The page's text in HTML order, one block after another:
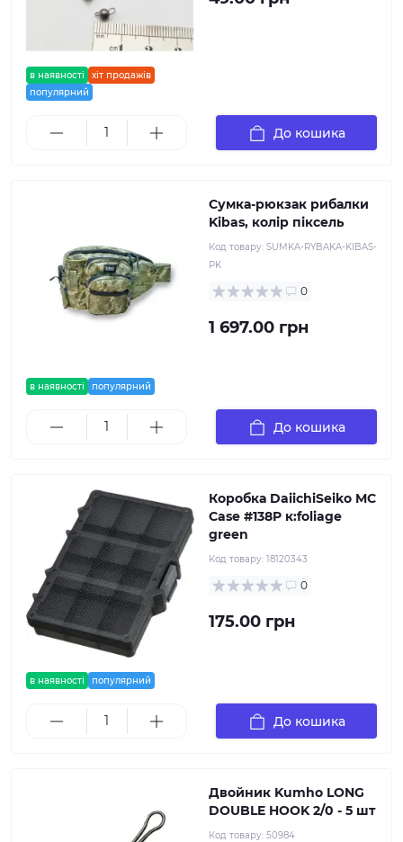
в наявності
хіт продажів
популярний
До кошика
в наявності популярний
Сумка-рюкзак рибалки
Kibas, колір піксель
Код товару: SUMKA-RYBAKA-KIBAS-
PK
0
1 697.00 грн
До кошика
в наявності популярний
Коробка DaiichiSeiko MC
Case #138P к:foliage
green
Код товару: 18120343
0
175.00 грн
До кошика
Двойник Kumho LONG
DOUBLE HOOK 2/0 - 5 шт
Код товару: 50984